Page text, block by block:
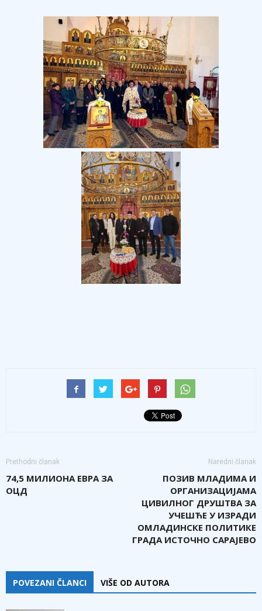
Prethodni članak
74,5 МИЛИОНА ЕВРА ЗА
ОЦД
Naredni članak
ПОЗИВ МЛАДИМА И
ОРГАНИЗАЦИЈАМА
ЦИВИЛНОГ ДРУШТВА ЗА
УЧЕШЋЕ У ИЗРАДИ
ОМЛАДИНСКЕ ПОЛИТИКЕ
ГРАДА ИСТОЧНО САРАЈЕВО
POVEZANI ČLANCI VIŠE OD AUTORA